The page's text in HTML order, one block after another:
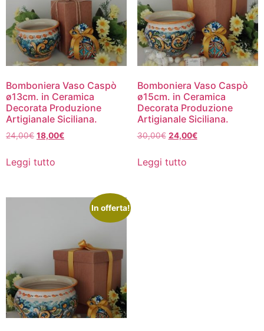
Bomboniera Vaso Caspò
ø13cm. in Ceramica
Decorata Produzione
Artigianale Siciliana.
24,00€ 18,00€
Leggi tutto
Bomboniera Vaso Caspò
ø15cm. in Ceramica
Decorata Produzione
Artigianale Siciliana.
30,00€ 24,00€
Leggi tutto
In offerta!